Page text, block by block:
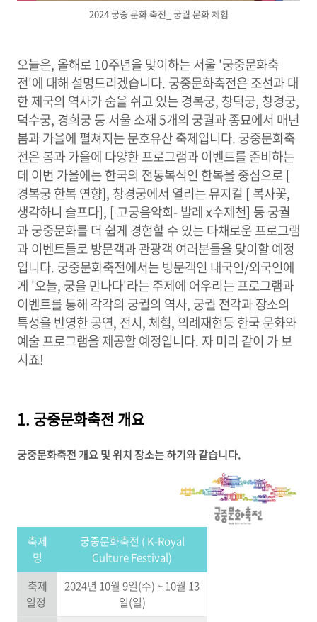
2024 궁중 문화 축전_ 궁궐 문화 체험
오늘은, 올해로 10주년을 맞이하는 서울 '궁중문화축
전'에 대해 설명드리겠습니다. 궁중문화축전은 조선과 대
한 제국의 역사가 숨을 쉬고 있는 경복궁, 창덕궁, 창경궁,
덕수궁, 경희궁 등 서울 소재 5개의 궁궐과 종묘에서 매년
봄과 가을에 펼쳐지는 문호유산 축제입니다. 궁중문화축
전은 봄과 가을에 다양한 프로그램과 이벤트를 준비하는
데 이번 가을에는 한국의 전통복식인 한복을 중심으로 [
경복궁 한복 연향], 창경궁에서 열리는 뮤지컬 [ 복사꽃,
생각하니 슬프다], [ 고궁음악회- 발레 x수제천] 등 궁궐
과 궁중문화를 더 쉽게 경험할 수 있는 다채로운 프로그램
과 이벤트들로 방문객과 관광객 여러분들을 맞이할 예정
입니다. 궁중문화축전에서는 방문객인 내국인/외국인에
게 '오늘, 궁을 만나다'라는 주제에 어우리는 프로그램과
이벤트를 통해 각각의 궁궐의 역사, 궁궐 전각과 장소의
특성을 반영한 공연, 전시, 체험, 의례재현등 한국 문화와
예술 프로그램을 제공할 예정입니다. 자 미리 같이 가 보
시죠!
1. 궁중문화축전 개요
궁중문화축전 개요 및 위치 장소는 하기와 같습니다.
축제
명
궁중문화축전 ( K-Royal
Culture Festival)
축제
일정
2024년 10월 9일(수) ~ 10월 13
일(일)